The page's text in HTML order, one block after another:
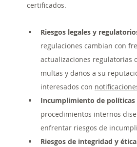
certificados.
Riesgos legales y
regulaciones cambian con
actualizaciones regulatorias
multas y daños a su
interesados con
Incumplimiento de
procedimientos internos
enfrentar riesgos de
Riesgos de integridad y